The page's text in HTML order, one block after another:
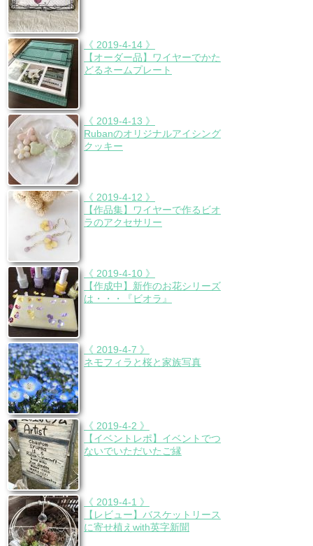
《 2019-4-14 》
【オーダー品】ワイヤーでかた
どるネームプレート
《 2019-4-13 》
Rubanのオリジナルアイシング
クッキー
《 2019-4-12 》
【作品集】ワイヤーで作るビオ
ラのアクセサリー
《 2019-4-10 》
【作成中】新作のお花シリーズ
は・・・『ビオラ』
《 2019-4-7 》
ネモフィラと桜と家族写真
《 2019-4-2 》
【イベントレポ】イベントでつ
ないでいただいたご縁
《 2019-4-1 》
【レビュー】バスケットリース
に寄せ植えwith英字新聞